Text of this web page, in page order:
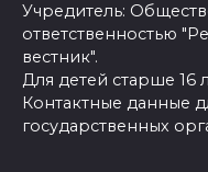
Учредитель:
ответственностью
вестник".
Для детей старше 16
Контактные данные
государственных